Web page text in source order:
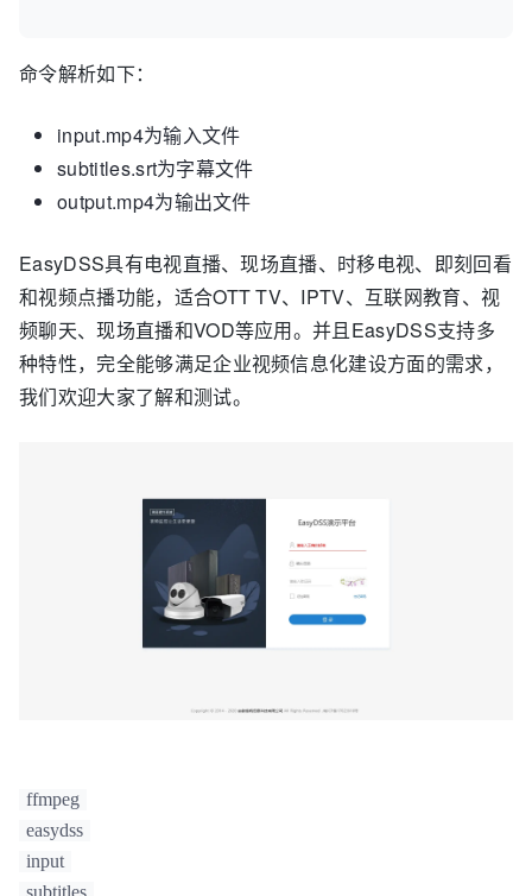
命令解析如下：
input.mp4为输入文件
subtitles.srt为字幕文件
output.mp4为输出文件
EasyDSS具有电视直播、现场直播、时移电视、即刻回看
和视频点播功能，适合OTT TV、IPTV、互联网教育、视
频聊天、现场直播和VOD等应用。并且EasyDSS支持多
种特性，完全能够满足企业视频信息化建设方面的需求，
我们欢迎大家了解和测试。
ffmpeg
easydss
input
subtitles